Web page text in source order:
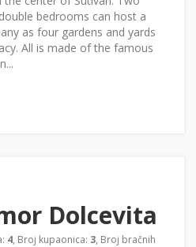
bedrooms can host a
as four gardens and yards
All is made of the famous
Dolcevita
4, Broj kupaonica: 3, Broj bračnih